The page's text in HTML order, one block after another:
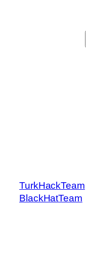
TurkHackTeam
BlackHatTeam